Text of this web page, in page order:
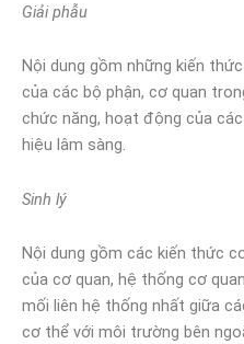
Giải phẫu
Nội dung gồm những kiến
của các bộ phận, cơ quan
chức năng, hoạt động của
hiệu lâm sàng.
Sinh lý
Nội dung gồm các kiến thức
của cơ quan, hệ thống cơ
mối liên hệ thống nhất giữa
cơ thể với môi trường bên